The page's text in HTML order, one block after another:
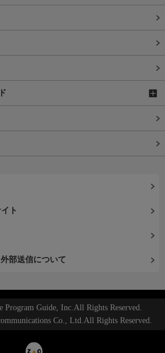
ト
部送信について
Guide, Inc.All Rights Reserved.
Co., Ltd.All Rights Reserved.